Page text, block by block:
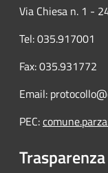
Via Chiesa n. 1 -
Tel: 035.917001
Fax: 035.931772
Email:
PEC:
Trasparenza